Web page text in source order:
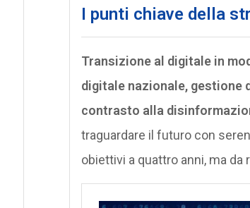
I punti chiave della
Transizione al digitale in
digitale nazionale, gestione
contrasto alla
traguardare il futuro con
obiettivi a quattro anni, ma